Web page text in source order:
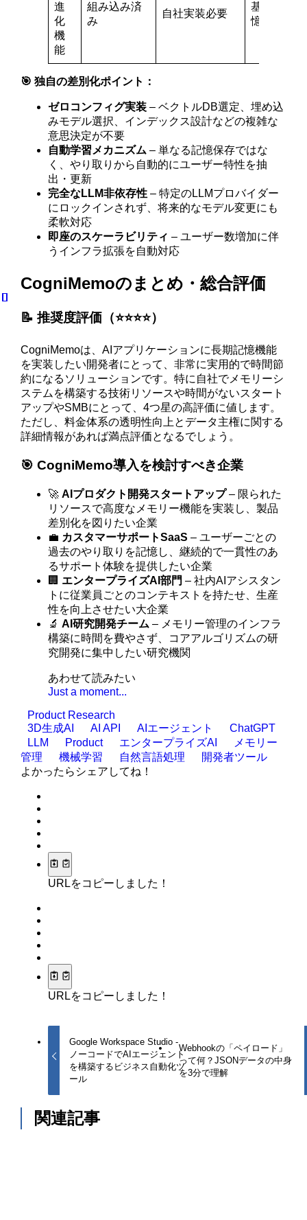
進
化
機
能
組み込み済
み
自社実装必要
基本的な記
憶のみ
🎯 独自の差別化ポイント：
ゼロコンフィグ実装 – ベクトルDB選定、埋め込
みモデル選択、インデックス設計などの複雑な
意思決定が不要
自動学習メカニズム – 単なる記憶保存ではな
く、やり取りから自動的にユーザー特性を抽
出・更新
完全なLLM非依存性 – 特定のLLMプロバイダー
にロックインされず、将来的なモデル変更にも
柔軟対応
即座のスケーラビリティ – ユーザー数増加に伴
うインフラ拡張を自動対応
CogniMemoのまとめ・総合評価
📝 推奨度評価（⭐️⭐️⭐️⭐️）
CogniMemoは、AIアプリケーションに長期記憶機能
を実装したい開発者にとって、非常に実用的で時間節
約になるソリューションです。特に自社でメモリーシ
ステムを構築する技術リソースや時間がないスタート
アップやSMBにとって、4つ星の高評価に値します。
ただし、料金体系の透明性向上とデータ主権に関する
詳細情報があれば満点評価となるでしょう。
🎯 CogniMemo導入を検討すべき企業
🚀AIプロダクト開発スタートアップ– 限られた
リソースで高度なメモリー機能を実装し、製品
差別化を図りたい企業
💼 カスタマーサポートSaaS – ユーザーごとの
過去のやり取りを記憶し、継続的で一貫性のあ
るサポート体験を提供したい企業
🏢 エンタープライズAI部門 – 社内AIアシスタン
トに従業員ごとのコンテキストを持たせ、生産
性を向上させたい大企業
🔬AI研究開発チーム – メモリー管理のインフラ
構築に時間を費やさず、コアアルゴリズムの研
究開発に集中したい研究機関
あわせて読みたい
Just a moment...
Product Research
3D生成AI
AI API AIエージェント
ChatGPT
LLM
Product エンタープライズAI
メモリー
管理
機械学習 自然言語処理
開発者ツール
よかったらシェアしてね！
URLをコピーしました！
URLをコピーしました！
Google Workspace Studio -
ノーコードでAIエージェント
を構築するビジネス自動化ツ
ール
Webhookの「ペイロード」
って何？JSONデータの中身
を3分で理解
関連記事